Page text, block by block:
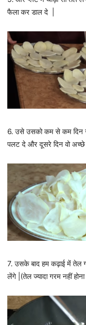
फैला कर डाल दे |
6. उसे उसको कम से कम दिन
पलट दे और दूसरे दिन वो अच्छे
7. उसके बाद हम कढ़ाई में तेल
लेंगे |(तेल ज्यादा गरम नहीं